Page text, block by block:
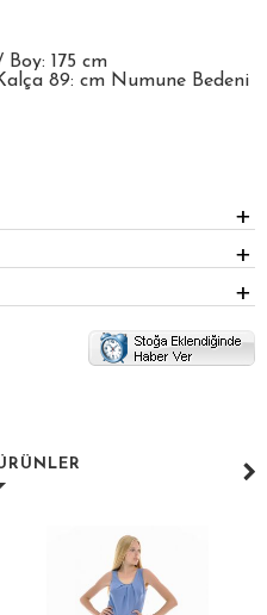
175 cm
89: cm Numune Bedeni